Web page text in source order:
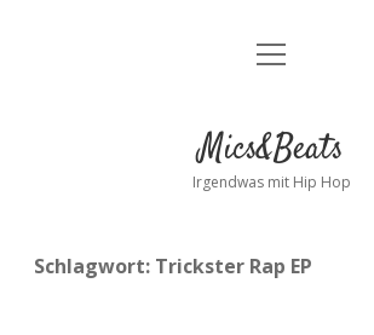
Kontakt
facebookinstagram
bandcamp
spotify
Menü
Mics&Beats
Irgendwas mit Hip Hop
Schlagwort: Trickster Rap EP